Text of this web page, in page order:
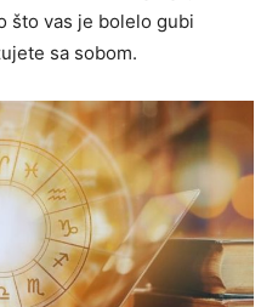
što vas je bolelo gubi
sa sobom.